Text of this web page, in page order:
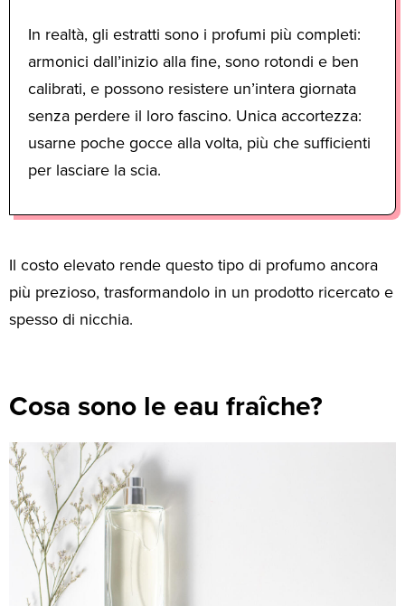
In realtà, gli estratti sono i profumi più completi:
armonici dall’inizio alla fine, sono rotondi e ben
calibrati, e possono resistere un’intera giornata
senza perdere il loro fascino. Unica accortezza:
usarne poche gocce alla volta, più che sufficienti
per lasciare la scia.
Il costo elevato rende questo tipo di profumo ancora
più prezioso, trasformandolo in un prodotto ricercato e
spesso di nicchia.
Cosa sono le eau fraîche?